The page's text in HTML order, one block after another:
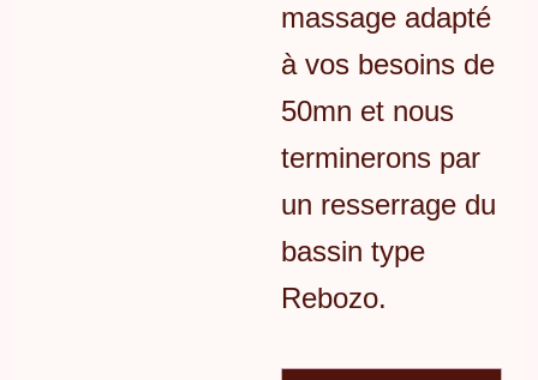
massage adapté
à vos besoins de
50mn et nous
terminerons par
un resserrage du
bassin type
Rebozo.